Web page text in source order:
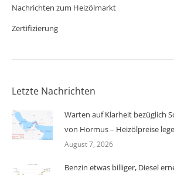
Nachrichten zum Heizölmarkt
Zertifizierung
Letzte Nachrichten
Warten auf Klarheit bezüglich
von Hormus – Heizölpreise
August 7, 2026
Benzin etwas billiger, Diesel